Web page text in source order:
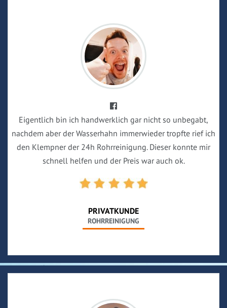
Eigentlich bin ich handwerklich gar nicht so unbegabt,
nachdem aber der Wasserhahn immerwieder tropfte rief ich
den Klempner der 24h Rohrreinigung. Dieser konnte mir
schnell helfen und der Preis war auch ok.
PRIVATKUNDE
ROHRREINIGUNG